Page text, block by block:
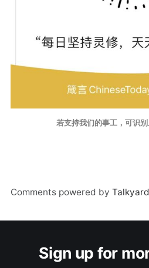
若支持我们的事工，可识别
Comments powered by Talkyard
Sign up for